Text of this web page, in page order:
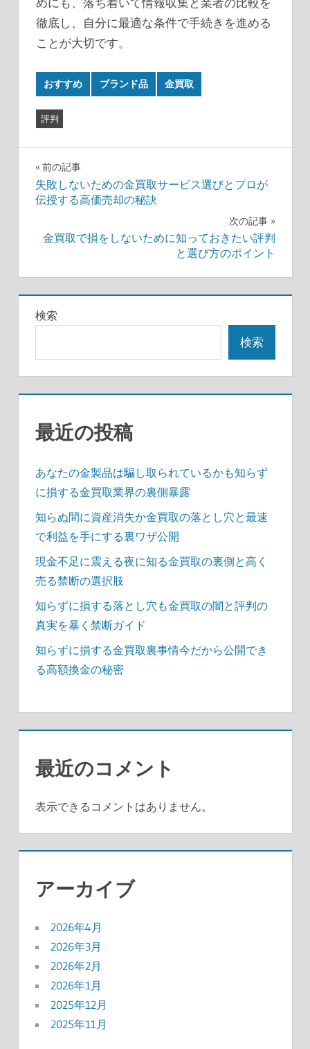
徹底し、自分に最適な条件で手続きを進める
ことが大切です。
おすすめ ブランド品 金買取
評判
投
稿
ゲ
ー
シ
ョ
ン
前の記事
失敗しないための金買取サービス選びとプロが
伝授する高価売却の秘訣
次の記事
金買取で損をしないために知っておきたい評判
と選び方のポイント
検索
検索
最近の投稿
あなたの金製品は騙し取られているかも知らず
に損する金買取業界の裏側暴露
知らぬ間に資産消失か金買取の落とし穴と最速
で利益を手にする裏ワザ公開
現金不足に震える夜に知る金買取の裏側と高く
売る禁断の選択肢
知らずに損する落とし穴も金買取の闇と評判の
真実を暴く禁断ガイド
知らずに損する金買取裏事情今だから公開でき
る高額換金の秘密
最近のコメント
表示できるコメントはありません。
アーカイブ
2026年4月
2026年3月
2026年2月
2026年1月
2025年12月
2025年11月